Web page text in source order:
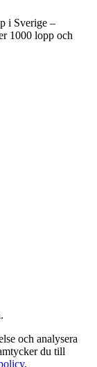
i Sverige –
1000 lopp och
och analysera
du till
.